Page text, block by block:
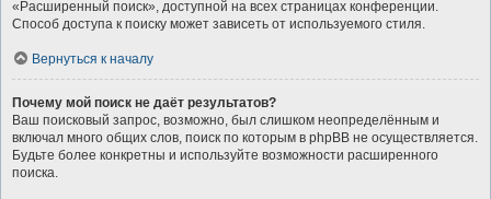
«Расширенный поиск», доступной на всех страницах конференции.
Способ доступа к поиску может зависеть от используемого стиля.
Вернуться к началу
Почему мой поиск не даёт результатов?
Ваш поисковый запрос, возможно, был слишком неопределённым и
включал много общих слов, поиск по которым в phpBB не осуществляется.
Будьте более конкретны и используйте возможности расширенного
поиска.